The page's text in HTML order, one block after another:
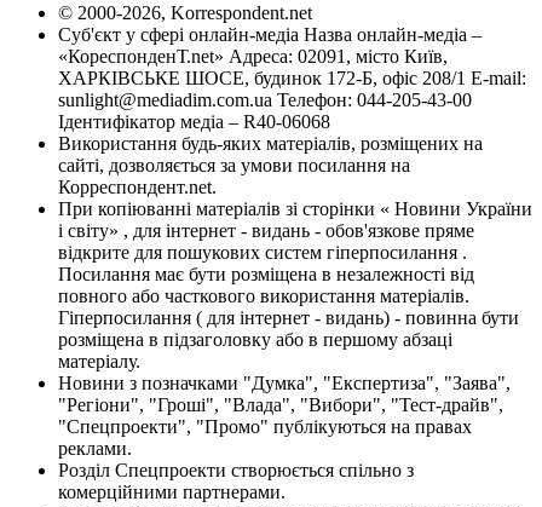
© 2000-2026, Korrespondent.net
Суб'єкт у сфері онлайн-медіа Назва онлайн-медіа –
«КореспонденТ.net» Адреса: 02091, місто Київ,
ХАРКІВСЬКЕ ШОСЕ, будинок 172-Б, офіс 208/1 E-mail:
sunlight@mediadim.com.ua Телефон: 044-205-43-00
Ідентифікатор медіа – R40-06068
Використання будь-яких матеріалів, розміщених на
сайті, дозволяється за умови посилання на
Корреспондент.net.
При копіюванні матеріалів зі сторінки « Новини України
і світу» , для інтернет - видань - обов'язкове пряме
відкрите для пошукових систем гіперпосилання .
Посилання має бути розміщена в незалежності від
повного або часткового використання матеріалів.
Гіперпосилання ( для інтернет - видань) - повинна бути
розміщена в підзаголовку або в першому абзаці
матеріалу.
Новини з позначками "Думка", "Експертиза", "Заява",
"Регіони", "Гроші", "Влада", "Вибори", "Тест-драйв",
"Спецпроекти", "Промо" публікуються на правах
реклами.
Розділ Спецпроекти створюється спільно з
комерційними партнерами.